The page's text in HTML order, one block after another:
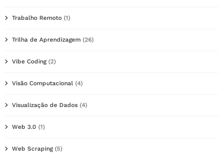
Trabalho Remoto (1)
Trilha de Aprendizagem (26)
Vibe Coding(2)
Visão Computacional (4)
Visualização de Dados (4)
Web 3.0 (1)
Web Scraping(5)